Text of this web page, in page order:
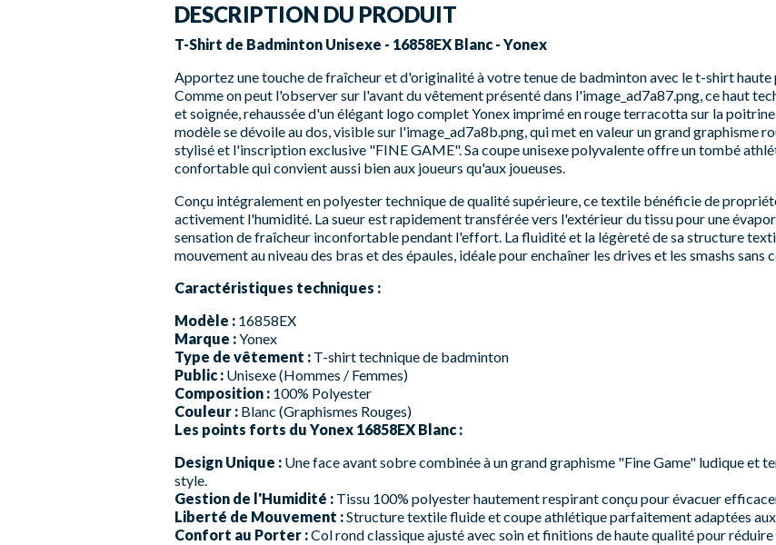
DESCRIPTION DU PRODUIT
T-Shirt de Badminton Unisexe - 16858EX Blanc - Yonex
Apportez une touche de fraîcheur et d'originalité à votre tenue de badminton avec le t-shirt
Comme on peut l'observer sur l'avant du vêtement présenté dans l'image_ad7a87.png, ce haut
et soignée, rehaussée d'un élégant logo complet Yonex imprimé en rouge terracotta sur la
modèle se dévoile au dos, visible sur l'image_ad7a8b.png, qui met en valeur un grand graphisme
stylisé et l'inscription exclusive "FINE GAME". Sa coupe unisexe polyvalente offre un tombé
confortable qui convient aussi bien aux joueurs qu'aux joueuses.
Conçu intégralement en polyester technique de qualité supérieure, ce textile bénéficie de
activement l'humidité. La sueur est rapidement transférée vers l'extérieur du tissu pour une
sensation de fraîcheur inconfortable pendant l'effort. La fluidité et la légèreté de sa structure
mouvement au niveau des bras et des épaules, idéale pour enchaîner les drives et les smashs sans
Caractéristiques techniques :
Modèle : 16858EX
Marque :Yonex
Type de vêtement : T-shirt technique de badminton
Public : Unisexe (Hommes / Femmes)
Composition : 100% Polyester
Couleur : Blanc (Graphismes Rouges)
Les points forts du Yonex 16858EX Blanc :
Design Unique : Une face avant sobre combinée à un grand graphisme "Fine Game" ludique et
style.
Gestion de l'Humidité : Tissu 100% polyester hautement respirant conçu pour évacuer
Liberté de Mouvement :Structure textile fluide et coupe athlétique parfaitement adaptées
Confort au Porter :Col rond classique ajusté avec soin et finitions de haute qualité pour